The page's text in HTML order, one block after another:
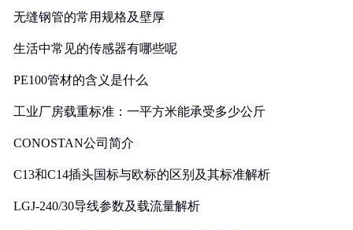
无缝钢管的常用规格及壁厚
生活中常见的传感器有哪些呢
PE100管材的含义是什么
工业厂房载重标准：一平方米能承受多少公斤
CONOSTAN公司简介
C13和C14插头国标与欧标的区别及其标准解析
LGJ-240/30导线参数及载流量解析